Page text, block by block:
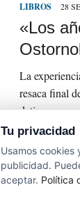
LIBROS 28
«Los
La
resaca final
detiene para
503 504
Tu privacidad
Usamos cookies
publicidad.
aceptar. Política